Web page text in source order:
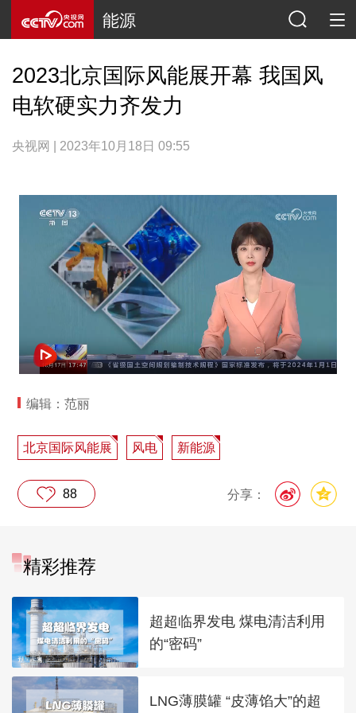
能源
2023北京国际风能展开幕 我国风
电软硬实力齐发力
央视网 | 2023年10月18日 09:55
编辑：范丽
北京国际风能展 风电 新能源
分享：
88
精彩推荐
超超临界发电 煤电清洁利用
的“密码”
LNG薄膜罐 “皮薄馅大”的超